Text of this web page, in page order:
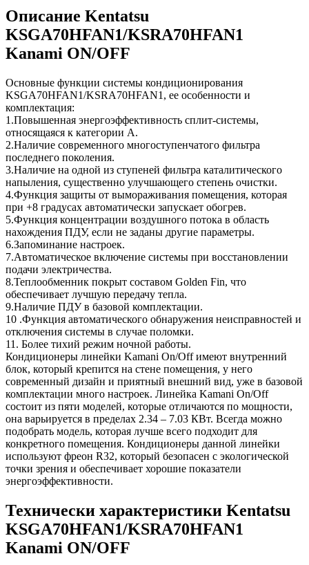
Описание Kentatsu
KSGA70HFAN1/KSRA70HFAN1
Kanami ON/OFF
Основные функции системы кондиционирования
KSGA70HFAN1/KSRA70HFAN1, ее особенности и
комплектация:
1.Повышенная энергоэффективность сплит-системы,
относящаяся к категории A.
2.Наличие современного многоступенчатого фильтра
последнего поколения.
3.Наличие на одной из ступеней фильтра каталитического
напыления, существенно улучшающего степень очистки.
4.Функция защиты от вымораживания помещения, которая
при +8 градусах автоматически запускает обогрев.
5.Функция концентрации воздушного потока в область
нахождения ПДУ, если не заданы другие параметры.
6.Запоминание настроек.
7.Автоматическое включение системы при восстановлении
подачи электричества.
8.Теплообменник покрыт составом Golden Fin, что
обеспечивает лучшую передачу тепла.
9.Наличие ПДУ в базовой комплектации.
10 .Функция автоматического обнаружения неисправностей и
отключения системы в случае поломки.
11. Более тихий режим ночной работы.
Кондиционеры линейки Kamani On/Off имеют внутренний
блок, который крепится на стене помещения, у него
современный дизайн и приятный внешний вид, уже в базовой
комплектации много настроек. Линейка Kamani On/Off
состоит из пяти моделей, которые отличаются по мощности,
она варьируется в пределах 2.34 – 7.03 КВт. Всегда можно
подобрать модель, которая лучше всего подходит для
конкретного помещения. Кондиционеры данной линейки
используют фреон R32, который безопасен с экологической
точки зрения и обеспечивает хорошие показатели
энергоэффективности.
Технически характеристики Kentatsu
KSGA70HFAN1/KSRA70HFAN1
Kanami ON/OFF